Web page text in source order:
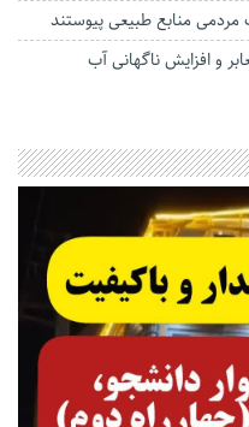
و افزایش ناگهانی آب